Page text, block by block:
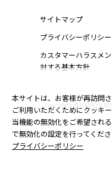
本サイトは、お客様が再訪問
ご利用いただくためにクッキ
当機能の無効化をご希望され
で無効化の設定を行ってくださ
プライバシーポリシー
サイトマップ
プライバシーポリシー
カスタマーハラスメ
対する基本方針
Copyright © HANKYU